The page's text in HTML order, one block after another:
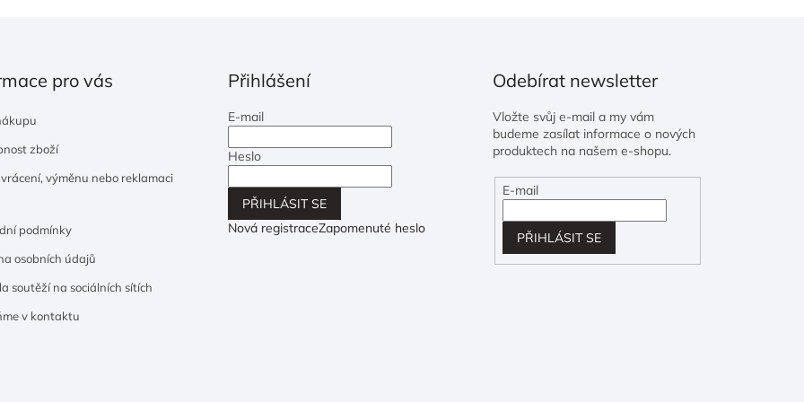
pro vás
zboží
vrácení, výměnu nebo reklamaci
podmínky
osobních údajů
soutěží na sociálních sítích
v kontaktu
Přihlášení
E-mail
Heslo
PŘIHLÁSIT SE
Nová registraceZapomenuté heslo
Odebírat newsletter
Vložte svůj e-mail a my vám
budeme zasílat informace o nových
produktech na našem e-shopu.
E-mail
PŘIHLÁSIT SE